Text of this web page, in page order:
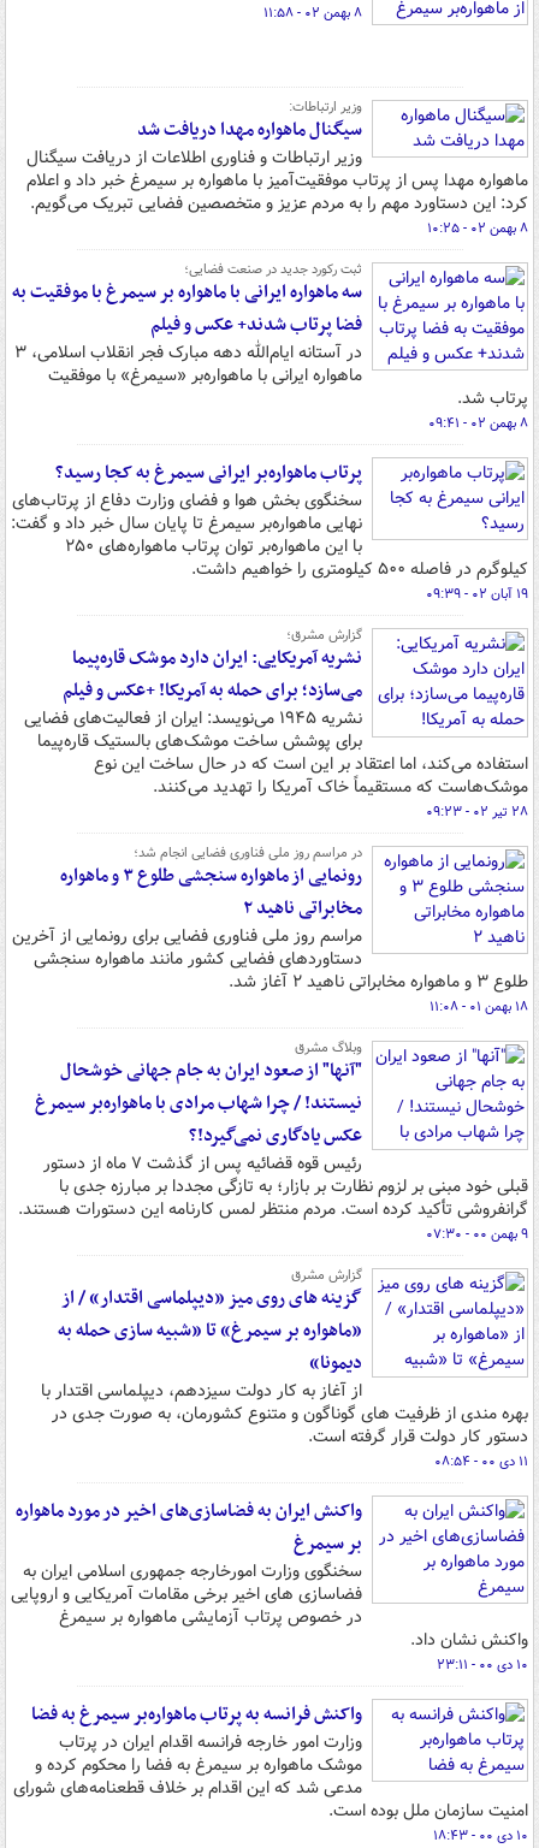
۸ بهمن ۰۲ - ۱۱:۵۸
وزیر ارتباطات:
سیگنال ماهواره مهدا دریافت شد
وزیر ارتباطات و فناوری اطلاعات از دریافت سیگنال
ماهواره مهدا پس از پرتاب موفقیت‌آمیز با ماهواره بر سیمرغ خبر داد و اعلام
کرد: این دستاورد مهم را به مردم عزیز و متخصصین فضایی تبریک می‌گویم.
۸ بهمن ۰۲ - ۱۰:۲۵
ثبت رکورد جدید در صنعت فضایی؛
سه ماهواره ایرانی با ماهواره بر سیمرغ با موفقیت به
فضا پرتاب شدند+ عکس و فیلم
در آستانه ایام‌الله دهه مبارک فجر انقلاب اسلامی، ۳
ماهواره ایرانی با ماهواره‌بر «سیمرغ» با موفقیت
پرتاب شد.
۸ بهمن ۰۲ - ۰۹:۴۱
پرتاب ماهواره‌بر ایرانی سیمرغ به کجا رسید؟
سخنگوی بخش هوا و فضای وزارت دفاع از پرتاب‌های
نهایی ماهواره‌بر سیمرغ تا پایان سال خبر داد و گفت:
با این ماهواره‌بر توان پرتاب ماهواره‌های ۲۵۰
کیلوگرم در فاصله ۵۰۰ کیلومتری را خواهیم داشت.
۱۹ آبان ۰۲ - ۰۹:۳۹
گزارش مشرق؛
نشریه آمریکایی: ایران دارد موشک قاره‌پیما
می‌سازد؛ برای حمله به آمریکا! +عکس و فیلم
نشریه ۱۹۴۵ می‌نویسد: ایران از فعالیت‌های فضایی
برای پوشش ساخت موشک‌های بالستیک قاره‌پیما
استفاده می‌کند، اما اعتقاد بر این است که در حال ساخت این نوع
موشک‌هاست که مستقیماً خاک آمریکا را تهدید می‌کنند.
۲۸ تیر ۰۲ - ۰۹:۲۳
در مراسم روز ملی فناوری فضایی انجام شد؛
رونمایی از ماهواره سنجشی طلوع ۳ و ماهواره
مخابراتی ناهید ۲
مراسم روز ملی فناوری فضایی برای رونمایی از آخرین
دستاوردهای فضایی کشور مانند ماهواره سنجشی
طلوع ۳ و ماهواره مخابراتی ناهید ۲ آغاز شد.
۱۸ بهمن ۰۱ - ۱۱:۰۸
وبلاگ مشرق
"آنها" از صعود ایران به جام جهانی خوشحال
نیستند! / چرا شهاب مرادی با ماهواره‌بر سیمرغ
عکس یادگاری نمی‌گیرد!؟
رئیس قوه قضائیه پس از گذشت ۷ ماه از دستور
قبلی خود مبنی بر لزوم نظارت بر بازار؛ به تازگی مجددا بر مبارزه جدی با
گرانفروشی تأکید کرده است. مردم منتظر لمس کارنامه این دستورات هستند.
۹ بهمن ۰۰ - ۰۷:۳۰
گزارش مشرق
گزینه های روی میز «دیپلماسی اقتدار» / از
«ماهواره بر سیمرغ» تا «شبیه سازی حمله به
دیمونا»
از آغاز به کار دولت سیزدهم، دیپلماسی اقتدار با
بهره مندی از ظرفیت های گوناگون و متنوع کشورمان، به صورت جدی در
دستور کار دولت قرار گرفته است.
۱۱ دی ۰۰ - ۰۸:۵۴
واکنش ایران به فضاسازی‌های اخیر در مورد ماهواره
بر سیمرغ
سخنگوی وزارت امورخارجه جمهوری اسلامی ایران به
فضاسازی های اخیر برخی مقامات آمریکایی و اروپایی
در خصوص پرتاب آزمایشی ماهواره بر سیمرغ
واکنش نشان داد.
۱۰ دی ۰۰ - ۲۳:۱۱
واکنش فرانسه به پرتاب ماهواره‌بر سیمرغ به فضا
وزارت امور خارجه فرانسه اقدام ایران در پرتاب
موشک ماهواره بر سیمرغ به فضا را محکوم کرده و
مدعی شد که این اقدام بر خلاف قطعنامه‌های شورای
امنیت سازمان ملل بوده است.
۱۰ دی ۰۰ - ۱۸:۴۳